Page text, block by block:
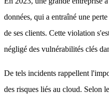
données, qui a entraîné une
de ses clients. Cette violation
négligé des vulnérabilités clés
De tels incidents rappellent
des risques liés au cloud. Selon